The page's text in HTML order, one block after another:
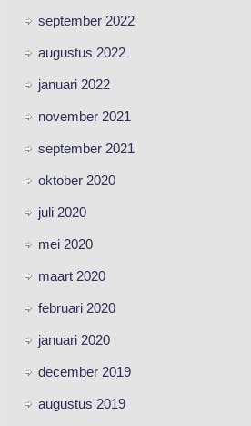
september 2022
augustus 2022
januari 2022
november 2021
september 2021
oktober 2020
juli 2020
mei 2020
maart 2020
februari 2020
januari 2020
december 2019
augustus 2019